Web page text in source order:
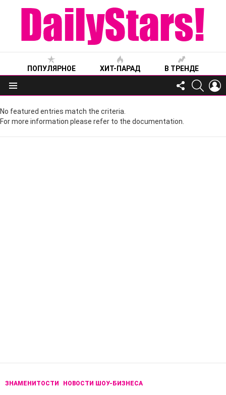
ПОПУЛЯРНОЕ ХИТ-ПАРАД В ТРЕНДЕ
Меню
FOLLOW
US
No featured entries match the criteria.
For more information please refer to the documentation.
ЗНАМЕНИТОСТИ НОВОСТИ ШОУ-БИЗНЕСА